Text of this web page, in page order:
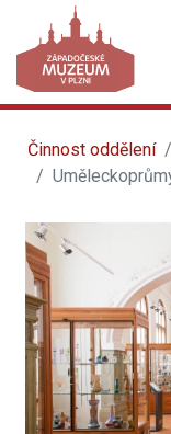
Činnost oddělení